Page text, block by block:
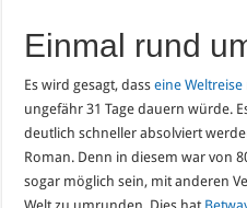
Einmal rund
Es wird gesagt, dasseine Weltreise
ungefähr 31 Tage dauern würde.
deutlich schneller absolviert
Roman. Denn in diesem war von
sogar möglich sein, mit anderen